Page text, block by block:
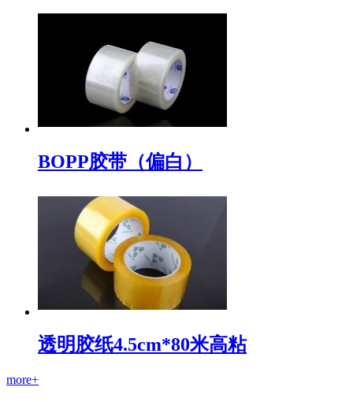
BOPP胶带（偏白）
透明胶纸4.5cm*80米高粘
more+